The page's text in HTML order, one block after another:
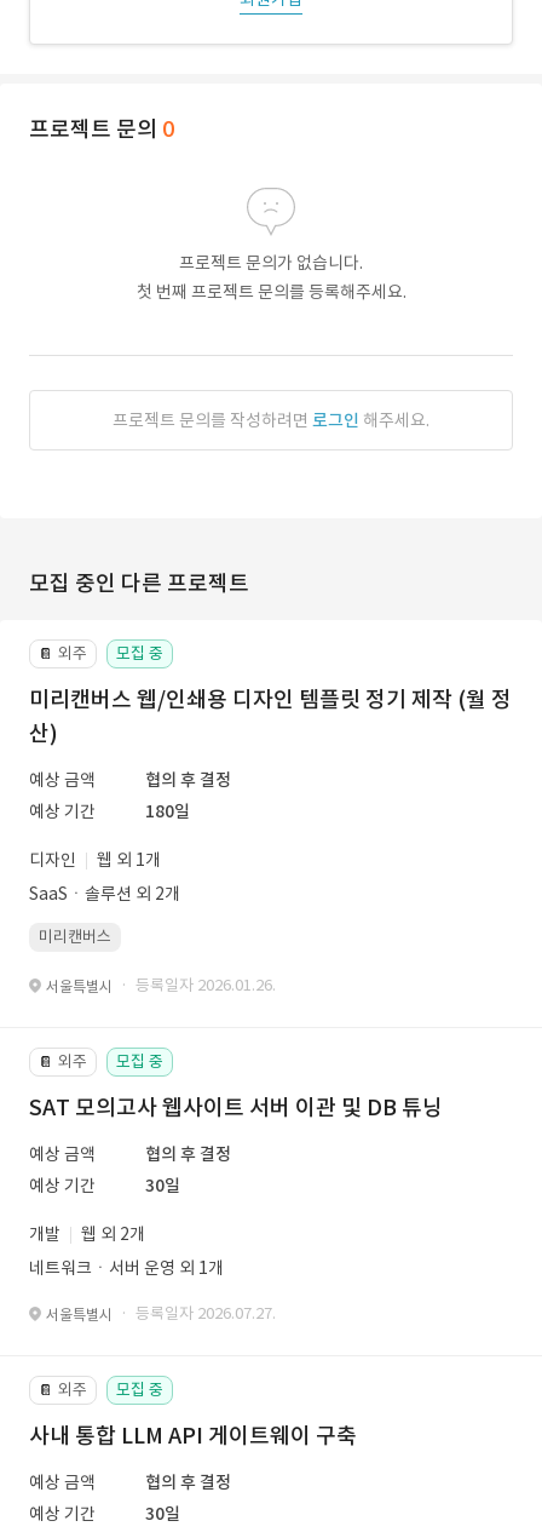
프로젝트 문의 0
프로젝트 문의가 없습니다.
첫 번째 프로젝트 문의를 등록해주세요.
프로젝트 문의를 작성하려면 로그인 해주세요.
모집 중인 다른 프로젝트
📔 외주 모집 중
미리캔버스 웹/인쇄용 디자인 템플릿 정기 제작 (월 정
산)
예상 금액
협의 후 결정
예상 기간
180일
디자인
웹 외 1개
SaaSㆍ솔루션 외 2개
미리캔버스
서울특별시 · 등록일자 2026.01.26.
📔 외주 모집 중
SAT 모의고사 웹사이트 서버 이관 및 DB 튜닝
예상 금액
협의 후 결정
예상 기간
30일
개발
웹 외 2개
네트워크ㆍ서버 운영 외 1개
서울특별시 · 등록일자 2026.07.27.
📔 외주 모집 중
사내 통합 LLM API 게이트웨이 구축
예상 금액
협의 후 결정
예상 기간
30일